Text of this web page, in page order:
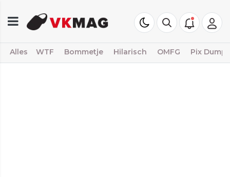
Alles WTF Bommetje Hilarisch OMFG Pix Dump